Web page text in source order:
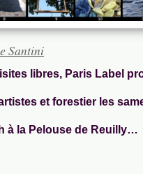
Santini
libres, Paris Label
et forestier les
à la Pelouse de Reuilly…